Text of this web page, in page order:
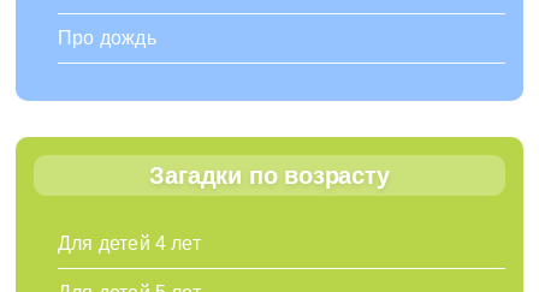
Про дождь
Загадки по возрасту
Для детей 4 лет